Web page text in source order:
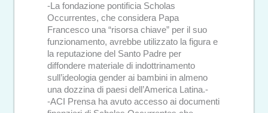
-La fondazione pontificia Scholas
Occurrentes, che considera Papa
Francesco una “risorsa chiave” per il suo
funzionamento, avrebbe utilizzato la figura e
la reputazione del Santo Padre per
diffondere materiale di indottrinamento
sull’ideologia gender ai bambini in almeno
una dozzina di paesi dell’America Latina.-
-ACI Prensa ha avuto accesso ai documenti